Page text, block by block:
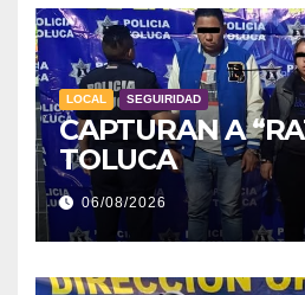
LOCAL SEGUIRIDAD
CAPTURAN A
TOLUCA
06/08/2026